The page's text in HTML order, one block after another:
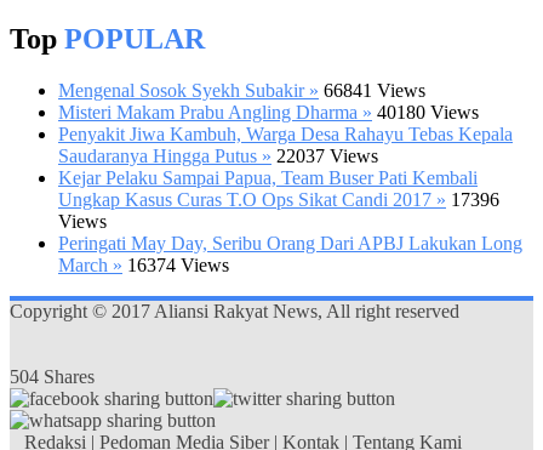
Top POPULAR
Mengenal Sosok Syekh Subakir » 66841 Views
Misteri Makam Prabu Angling Dharma » 40180 Views
Penyakit Jiwa Kambuh, Warga Desa Rahayu Tebas Kepala
Saudaranya Hingga Putus » 22037 Views
Kejar Pelaku Sampai Papua, Team Buser Pati Kembali
Ungkap Kasus Curas T.O Ops Sikat Candi 2017 » 17396
Views
Peringati May Day, Seribu Orang Dari APBJ Lakukan Long
March » 16374 Views
Copyright © 2017 Aliansi Rakyat News, All right reserved
504 Shares
Redaksi | Pedoman Media Siber| Kontak | Tentang Kami